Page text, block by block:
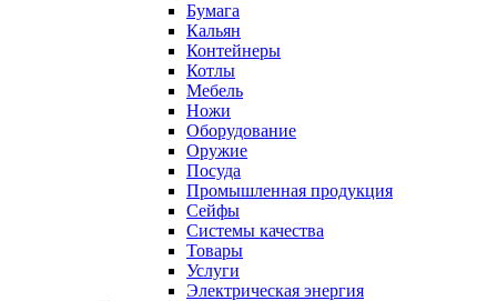
Бумага
Кальян
Контейнеры
Котлы
Мебель
Ножи
Оборудование
Оружие
Посуда
Промышленная продукция
Сейфы
Системы качества
Товары
Услуги
Электрическая энергия